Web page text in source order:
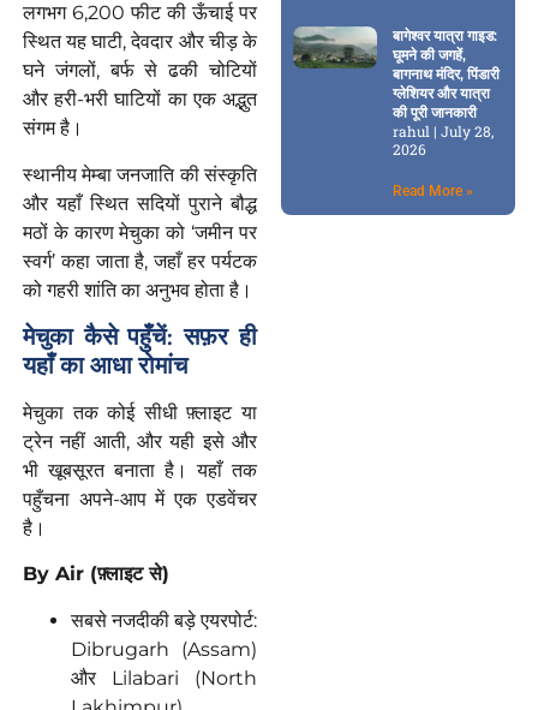
लगभग 6,200 फीट की ऊँचाई पर
स्थित यह घाटी, देवदार और चीड़ के
घने जंगलों, बर्फ से ढकी चोटियों
और हरी-भरी घाटियों का एक अद्भुत
संगम है।
स्थानीय मेम्बा जनजाति की संस्कृति
और यहाँ स्थित सदियों पुराने बौद्ध
मठों के कारण मेचुका को ‘जमीन पर
स्वर्ग’ कहा जाता है, जहाँ हर पर्यटक
को गहरी शांति का अनुभव होता है।
मेचुका कैसे पहुँचें:सफ़र ही
यहाँ का आधा रोमांच
मेचुका तक कोई सीधी फ़्लाइट या
ट्रेन नहीं आती, और यही इसे और
भी खूबसूरत बनाता है। यहाँ तक
पहुँचना अपने-आप में एक एडवेंचर
है।
By Air (फ़्लाइट से)
सबसे नजदीकी बड़े एयरपोर्ट:
Dibrugarh (Assam)
और Lilabari (North
बागेश्वर यात्रा गाइड:
घूमने की जगहें,
बागनाथ मंदिर, पिंडारी
ग्लेशियर और यात्रा
की पूरी जानकारी
rahul
July 28,
2026
Read More »